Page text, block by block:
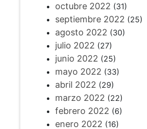
octubre 2022 (31)
septiembre 2022 (25)
agosto 2022 (30)
julio 2022 (27)
junio 2022 (25)
mayo 2022 (33)
abril 2022 (29)
marzo 2022 (22)
febrero 2022 (6)
enero 2022 (16)